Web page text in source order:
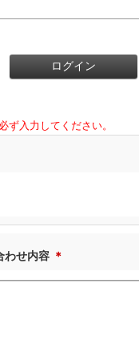
ず入力してください。
わせ内容 ＊